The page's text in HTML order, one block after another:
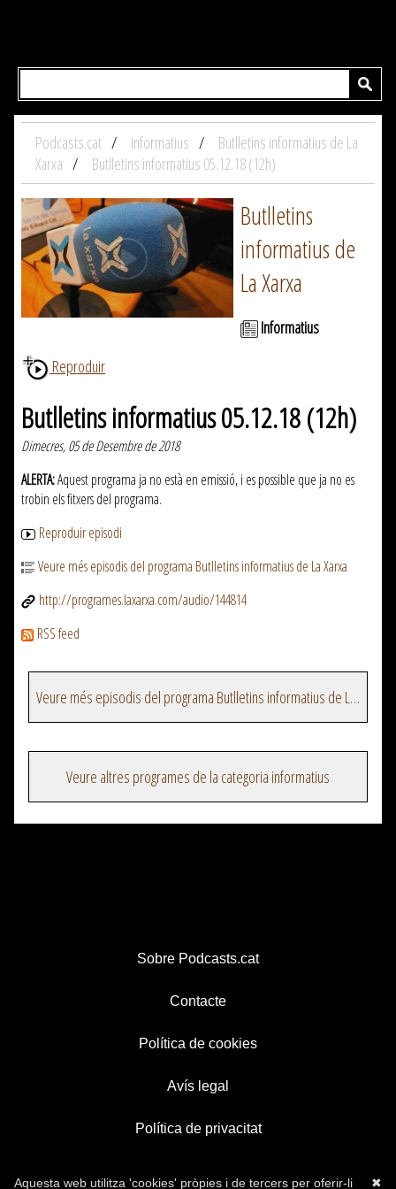
Podcasts.cat Informatius
Butlletins informatius de La
Xarxa
Butlletins informatius 05.12.18 (12h)
Butlletins
informatius de
La Xarxa
Informatius
Reproduir
Butlletins informatius 05.12.18 (12h)
Dimecres, 05 de Desembre de 2018
ALERTA:Aquest programa ja no està en emissió, i es possible que ja no es
trobin els fitxers del programa.
Reproduir episodi
Veure més episodis del programa Butlletins informatius de La Xarxa
http://programes.laxarxa.com/audio/144814
RSS feed
Veure més episodis del programa Butlletins informatius de La Xarxa
Veure altres programes de la categoria informatius
Sobre Podcasts.cat
Contacte
Política de cookies
Avís legal
Política de privacitat
✖
Aquesta web utilitza 'cookies' pròpies i de tercers per oferir-li